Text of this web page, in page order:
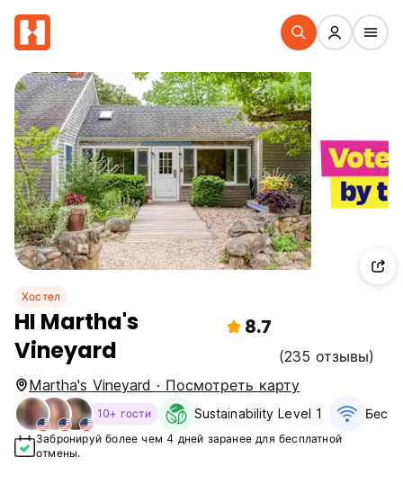
Хостел
HI Martha's
Vineyard
8.7
(235 отзывы)
Martha's Vineyard · Посмотреть карту
10+ гости Sustainability Level 1
Забронируй более чем 4 дней заранее для бесплатной
отмены.